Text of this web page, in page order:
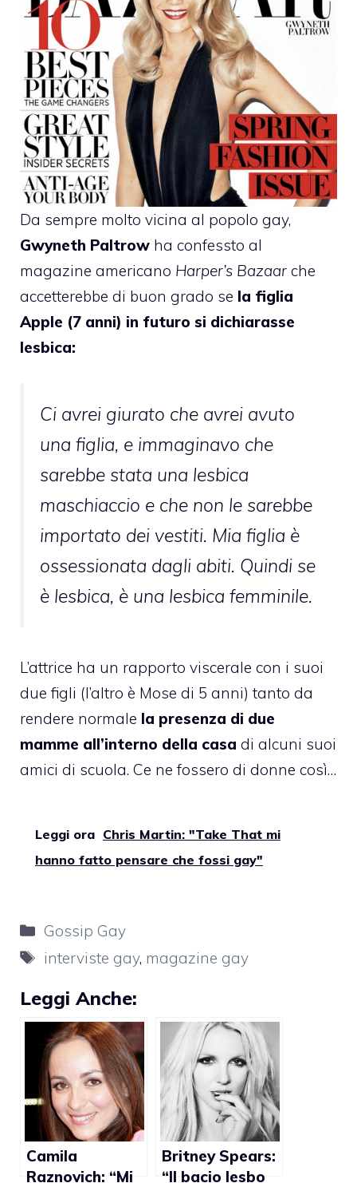
Da sempre molto vicina al popolo gay,
Gwyneth Paltrow ha confessto al
magazine americano Harper’s Bazaar che
accetterebbe di buon grado se la figlia
Apple (7 anni) in futuro si dichiarasse
lesbica:
Ci avrei giurato che avrei avuto
una figlia, e immaginavo che
sarebbe stata una lesbica
maschiaccio e che non le sarebbe
importato dei vestiti. Mia figlia è
ossessionata dagli abiti. Quindi se
è lesbica, è una lesbica femminile.
L’attrice ha un rapporto viscerale con i suoi
due figli (l’altro è Mose di 5 anni) tanto da
rendere normale la presenza di due
mamme all’interno della casa di alcuni suoi
amici di scuola. Ce ne fossero di donne così…
Leggi ora Chris Martin: "Take That mi
hanno fatto pensare che fossi gay"
Categorie
Gossip Gay
Tag
interviste gay, magazine gay
Leggi Anche:
Camila
Raznovich: “Mi
Britney Spears:
“Il bacio lesbo